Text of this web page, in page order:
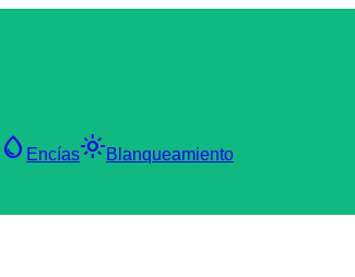
water_drop Encíaslight_modeBlanqueamiento